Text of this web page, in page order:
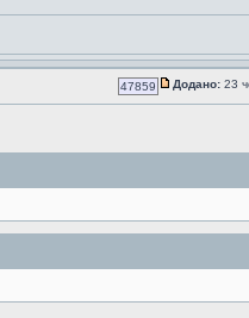
47859 Додано: 23